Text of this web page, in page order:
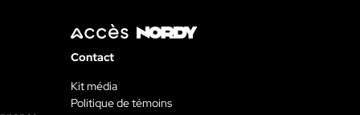
Contact
Kit média
Politique de témoins